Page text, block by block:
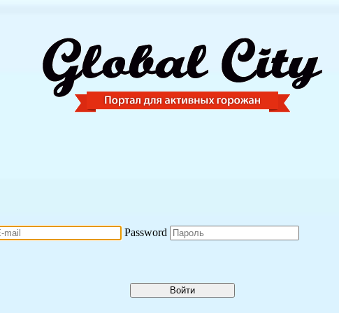
Password
Войти